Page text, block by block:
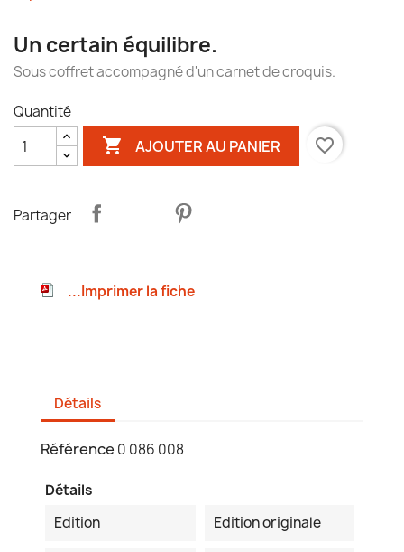
Un certain équilibre.
Sous coffret accompagné d'un carnet de croquis.
Quantité
 AJOUTER AU PANIER favorite_border
Partager
...Imprimer la fiche
Détails
Référence 0 086 008
Détails
Edition
Edition originale